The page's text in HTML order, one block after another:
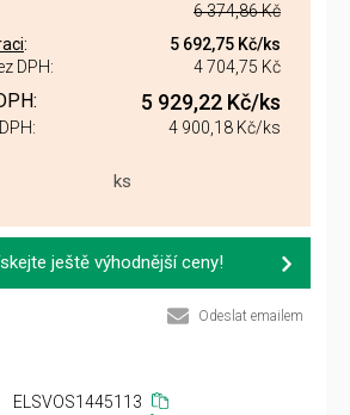
6 374,86 Kč
: 5 692,75 Kč/ks
DPH:
4 704,75 Kč
5 929,22 Kč/ks
4 900,18 Kč/ks
ks
ještě výhodnější ceny!
Odeslat emailem
ELSVOS1445113